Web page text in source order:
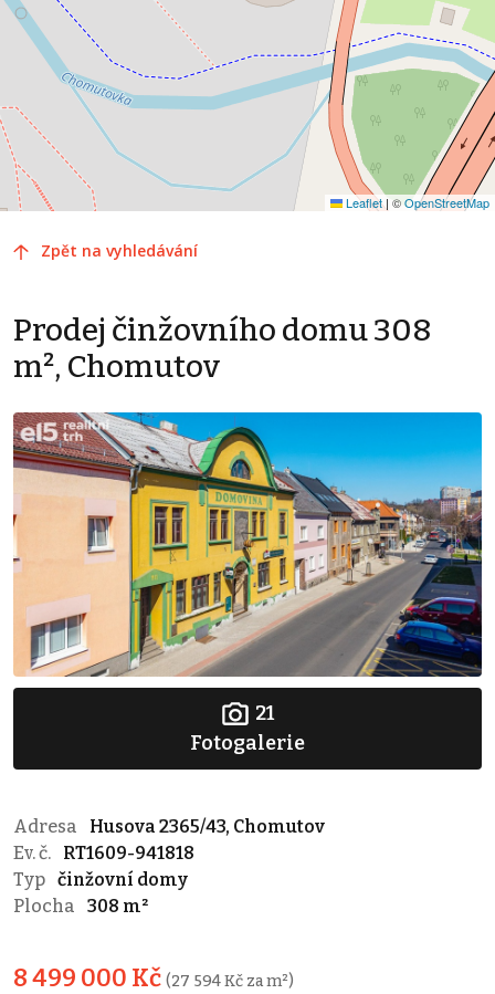
Leaflet | ©OpenStreetMap
Zpět na vyhledávání
Prodej činžovního domu 308
m², Chomutov
21
Fotogalerie
Adresa
Husova 2365/43, Chomutov
Ev. č.
RT1609-941818
Typ činžovní domy
Plocha
308 m²
8 499 000 Kč (27 594 Kč za m²)